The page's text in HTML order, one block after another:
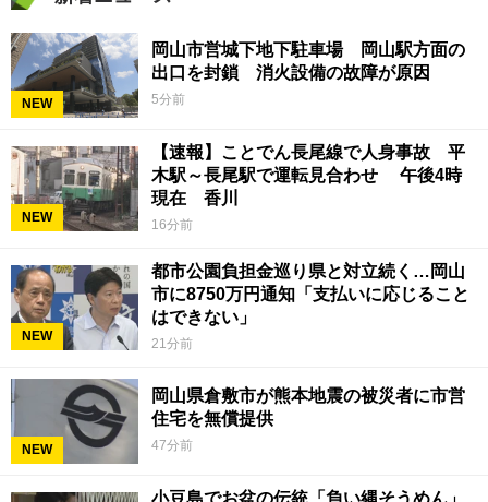
NEW
岡山市営城下地下駐車場 岡山駅方面の
出口を封鎖 消火設備の故障が原因
5分前
NEW
【速報】ことでん長尾線で人身事故 平
木駅～長尾駅で運転見合わせ 午後4時
現在 香川
16分前
NEW
都市公園負担金巡り県と対立続く…岡山
市に8750万円通知「支払いに応じること
はできない」
21分前
NEW
岡山県倉敷市が熊本地震の被災者に市営
住宅を無償提供
47分前
小豆島でお盆の伝統「負い縄そうめん」